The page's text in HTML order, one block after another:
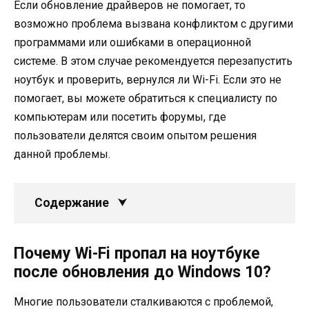
Если обновление драйверов не помогает, то
возможно проблема вызвана конфликтом с другими
программами или ошибками в операционной
системе. В этом случае рекомендуется перезапустить
ноутбук и проверить, вернулся ли Wi-Fi. Если это не
помогает, вы можете обратиться к специалисту по
компьютерам или посетить форумы, где
пользователи делятся своим опытом решения
данной проблемы.
Содержание
Почему Wi-Fi пропал на ноутбуке
после обновления до Windows 10?
Многие пользователи сталкиваются с проблемой,